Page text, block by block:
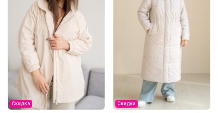
Скидка Скидка